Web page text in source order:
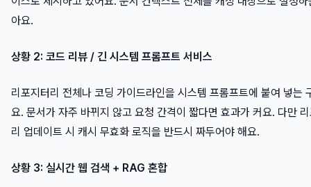
아요.
상황 2: 코드 리뷰 / 긴 시스템 프롬프트 서비스
리포지터리 전체나 코딩 가이드라인을 시스템 프롬프트에 붙여 넣는
요. 문서가 자주 바뀌지 않고 요청 간격이 짧다면 효과가 커요. 다만
리 업데이트 시 캐시 무효화 로직을 반드시 짜두어야 해요.
상황 3: 실시간 웹 검색 + RAG 혼합